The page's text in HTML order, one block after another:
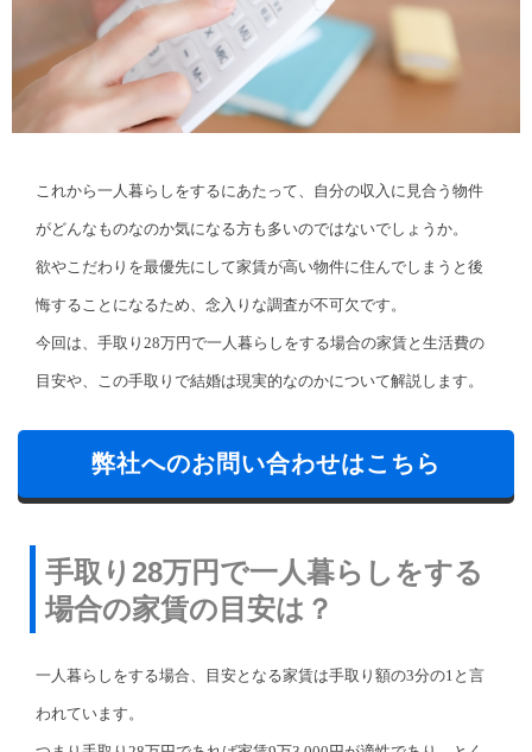
これから一人暮らしをするにあたって、自分の収入に見合う物件
がどんなものなのか気になる方も多いのではないでしょうか。
欲やこだわりを最優先にして家賃が高い物件に住んでしまうと後
悔することになるため、念入りな調査が不可欠です。
今回は、手取り28万円で一人暮らしをする場合の家賃と生活費の
目安や、この手取りで結婚は現実的なのかについて解説します。
弊社へのお問い合わせはこちら
手取り28万円で一人暮らしをする
場合の家賃の目安は？
一人暮らしをする場合、目安となる家賃は手取り額の3分の1と言
われています。